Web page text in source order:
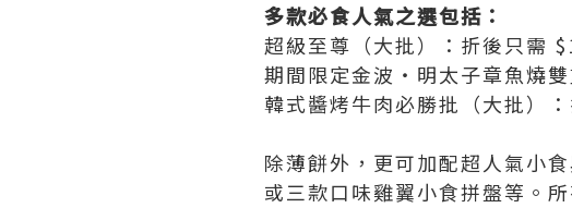
多款必食人氣之選包括：
超級至尊（大批）：折後只需
期間限定金波・明太子章魚燒
韓式醬烤牛肉必勝批（大批）
除薄餅外，更可加配超人氣小
或三款口味雞翼小食拼盤等。